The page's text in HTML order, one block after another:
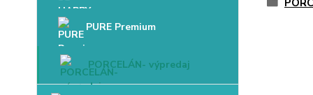
PURE Premium
PORCELÁN- výpredaj